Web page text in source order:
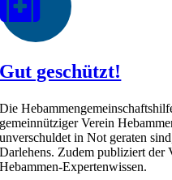
Gut geschützt!
Die
gemeinnütziger Verein
unverschuldet in Not geraten
Darlehens. Zudem publiziert der
Hebammen-Expertenwissen.